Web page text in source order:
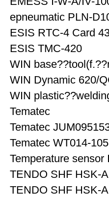
epneumatic PLN-
ESIS RTC-4 Card
ESIS TMC-420
WIN
WIN Dynamic 620/
WIN
Tematec
Tematec
Tematec WT014-
Temperature sensor
TENDO SHF HSK-
TENDO SHF HSK-